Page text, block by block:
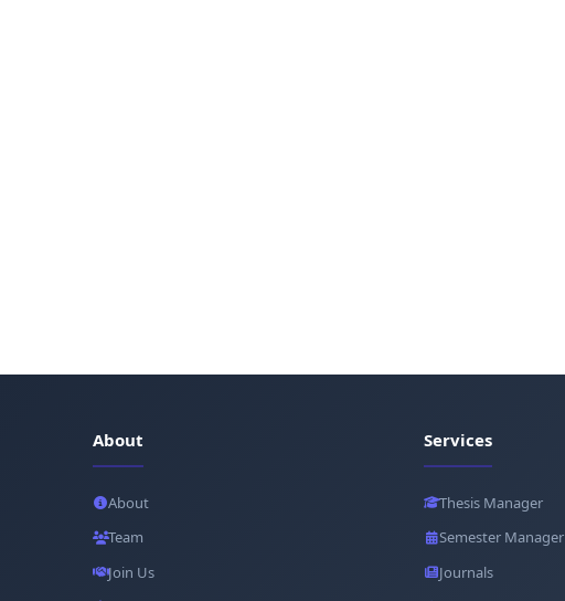
About
About
Team
Join Us
Services
Thesis Manager
Semester Manager
Journals